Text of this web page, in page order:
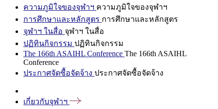
ความภูมิใจของจุฬาฯ ความภูมิใจของจุฬาฯ
การศึกษาและหลักสูตร การศึกษาและหลักสูตร
จุฬาฯ ในสื่อ จุฬาฯ ในสื่อ
ปฏิทินกิจกรรม ปฏิทินกิจกรรม
The 166th ASAIHL Conference The 166th ASAIHL
Conference
ประกาศจัดซื้อจัดจ้าง ประกาศจัดซื้อจัดจ้าง
เกี่ยวกับจุฬาฯ